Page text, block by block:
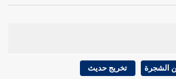
الشجرة تخريج حديث